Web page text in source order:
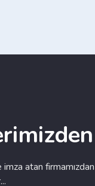
imza atan firmamızdan